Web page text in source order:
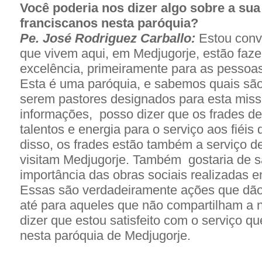
Você poderia nos dizer algo sobre a
franciscanos nesta paróquia?
Pe. José Rodriguez Carballo: Estou
que vivem aqui, em Medjugorje, estão
excelência, primeiramente para as
Esta é uma paróquia, e sabemos quais
serem pastores designados para esta
informações, posso dizer que os frades
talentos e energia para o serviço aos fiéis
disso, os frades estão também a serviço
visitam Medjugorje. Também gostaria de
importância das obras sociais realizadas
Essas são verdadeiramente ações que
até para aqueles que não compartilham a
dizer que estou satisfeito com o serviço
nesta paróquia de Medjugorje.